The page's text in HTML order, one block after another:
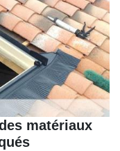
matériaux